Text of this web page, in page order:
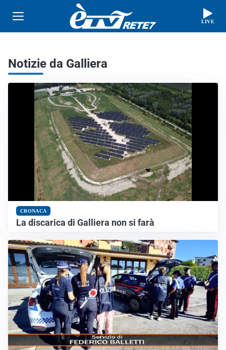
LIVE
Notizie da Galliera
CRONACA
La discarica di Galliera non si farà